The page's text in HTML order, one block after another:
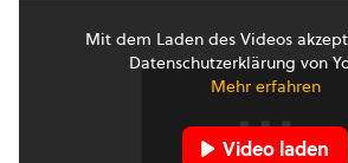
Mit dem Laden des Videos
Datenschutzerklärung von
Mehr erfahren
Video laden